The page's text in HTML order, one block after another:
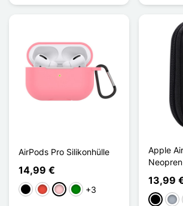
AirPods Pro Silikonhülle
14,99 €
Schwarz
Rot PinkGrün+3
Apple
13,99
Schwarz